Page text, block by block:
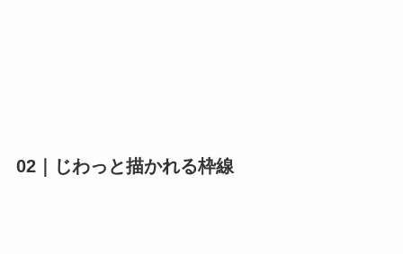
02｜じわっと描かれる枠線